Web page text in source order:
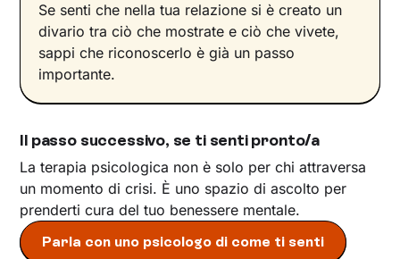
Se senti che nella tua relazione si è creato un
divario tra ciò che mostrate e ciò che vivete,
sappi che riconoscerlo è già un passo
importante.
Il passo successivo, se ti senti pronto/a
La terapia psicologica non è solo per chi attraversa
un momento di crisi. È uno spazio di ascolto per
prenderti cura del tuo benessere mentale.
Parla con uno psicologo di come ti senti